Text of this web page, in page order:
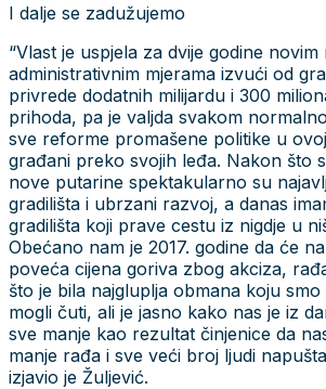
I dalje se zadužujemo
“Vlast je uspjela za dvije godine novim
administrativnim mjerama izvući od
privrede dodatnih milijardu i 300
prihoda, pa je valjda svakom
sve reforme promašene politike u
građani preko svojih leđa. Nakon što
nove putarine spektakularno su
gradilišta i ubrzani razvoj, a danas
gradilišta koji prave cestu iz nigdje u
Obećano nam je 2017. godine da će
poveća cijena goriva zbog akciza,
što je bila najgluplja obmana koju
mogli čuti, ali je jasno kako nas je iz
sve manje kao rezultat činjenice da
manje rađa i sve veći broj ljudi
izjavio je Žuljević.